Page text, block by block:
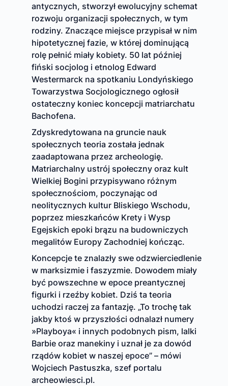
antycznych, stworzył ewolucyjny schemat
rozwoju organizacji społecznych, w tym
rodziny. Znaczące miejsce przypisał w nim
hipotetycznej fazie, w której dominującą
rolę pełnić miały kobiety. 50 lat później
fiński socjolog i etnolog Edward
Westermarck na spotkaniu Londyńskiego
Towarzystwa Socjologicznego ogłosił
ostateczny koniec koncepcji matriarchatu
Bachofena.
Zdyskredytowana na gruncie nauk
społecznych teoria została jednak
zaadaptowana przez archeologię.
Matriarchalny ustrój społeczny oraz kult
Wielkiej Bogini przypisywano różnym
społecznościom, poczynając od
neolitycznych kultur Bliskiego Wschodu,
poprzez mieszkańców Krety i Wysp
Egejskich epoki brązu na budowniczych
megalitów Europy Zachodniej kończąc.
Koncepcje te znalazły swe odzwierciedlenie
w marksizmie i faszyzmie. Dowodem miały
być powszechne w epoce preantycznej
figurki i rzeźby kobiet. Dziś ta teoria
uchodzi raczej za fantazję. „To trochę tak
jakby ktoś w przyszłości odnalazł numery
»Playboya« i innych podobnych pism, lalki
Barbie oraz manekiny i uznał je za dowód
rządów kobiet w naszej epoce” – mówi
Wojciech Pastuszka, szef portalu
archeowiesci.pl.